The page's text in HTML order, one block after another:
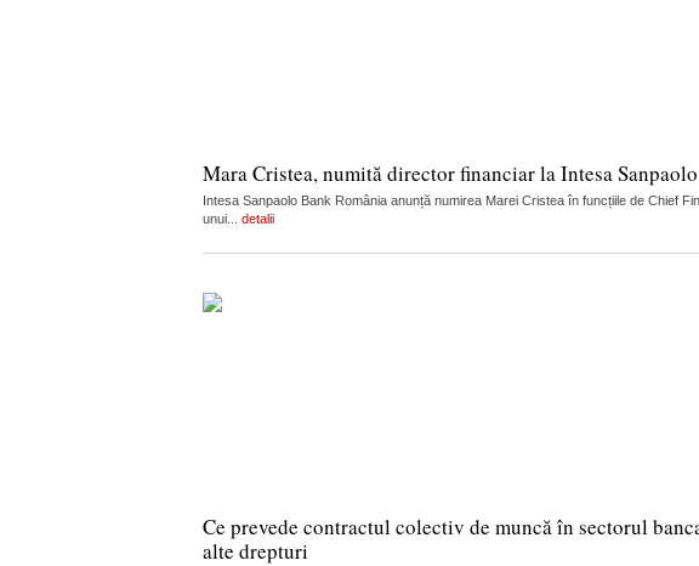
Mara Cristea, numită director financiar la Intesa
Intesa Sanpaolo Bank România anunță numirea Marei Cristea în funcțiile de Chief
unui... detalii
Ce prevede contractul colectiv de muncă în sectorul
alte drepturi